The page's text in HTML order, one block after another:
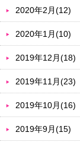
2020年2月(12)
2020年1月(10)
2019年12月(18)
2019年11月(23)
2019年10月(16)
2019年9月(15)